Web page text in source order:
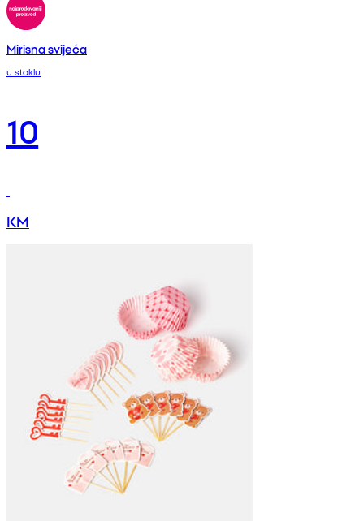
Mirisna svijeća
u staklu
10
KM